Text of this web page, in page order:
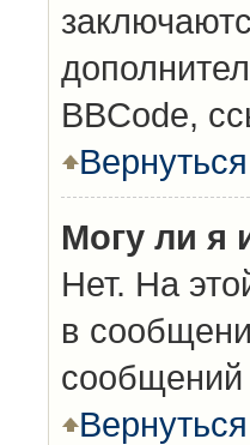
BBCode,
Могу ли я
Нет. На
в
сообщений